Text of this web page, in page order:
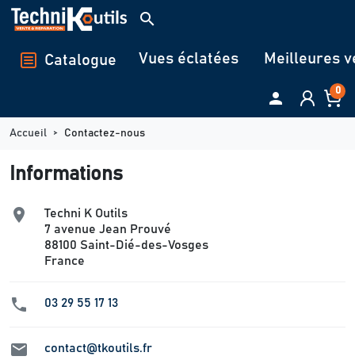
Panneau de gestion des cookies
search
Catalogue Vues éclatées Meilleures
 0
Accueil Contactez-nous
Informations

Techni K Outils
7 avenue Jean Prouvé
88100 Saint-Dié-des-Vosges
France
 03 29 55 17 13
 contact@tkoutils.fr